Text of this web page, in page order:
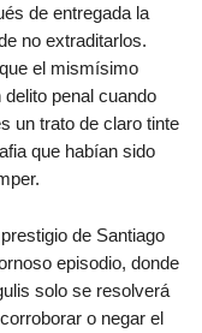
de entregada la
no extraditarlos.
el mismísimo
penal cuando
un trato de claro tinte
que habían sido
de Santiago
episodio, donde
solo se resolverá
o negar el